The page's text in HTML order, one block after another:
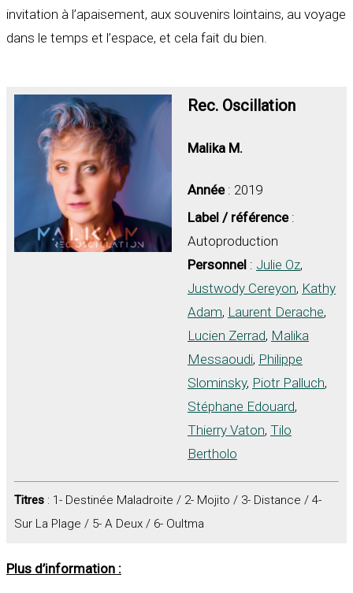
invitation à l’apaisement, aux souvenirs lointains, au voyage
dans le temps et l’espace, et cela fait du bien.
Rec. Oscillation
Malika M.
Année: 2019
Label / référence:
Autoproduction
Personnel : Julie Oz,
Justwody Cereyon, Kathy
Adam, Laurent Derache,
Lucien Zerrad, Malika
Messaoudi, Philippe
Slominsky, Piotr Palluch,
Stéphane Edouard,
Thierry Vaton, Tilo
Bertholo
Titres : 1- Destinée Maladroite / 2- Mojito / 3- Distance / 4-
Sur La Plage / 5- A Deux / 6- Oultma
Plus d’information :